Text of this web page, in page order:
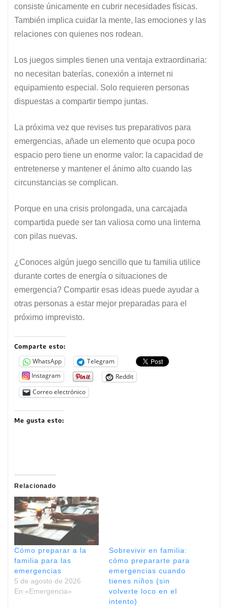
consiste únicamente en cubrir necesidades físicas.
También implica cuidar la mente, las emociones y las
relaciones con quienes nos rodean.
Los juegos simples tienen una ventaja extraordinaria:
no necesitan baterías, conexión a internet ni
equipamiento especial. Solo requieren personas
dispuestas a compartir tiempo juntas.
La próxima vez que revises tus preparativos para
emergencias, añade un elemento que ocupa poco
espacio pero tiene un enorme valor: la capacidad de
entretenerse y mantener el ánimo alto cuando las
circunstancias se complican.
Porque en una crisis prolongada, una carcajada
compartida puede ser tan valiosa como una linterna
con pilas nuevas.
¿Conoces algún juego sencillo que tu familia utilice
durante cortes de energía o situaciones de
emergencia? Compartir esas ideas puede ayudar a
otras personas a estar mejor preparadas para el
próximo imprevisto.
Comparte esto:
WhatsApp
Telegram
Instagram
Reddit
Correo electrónico
Me gusta esto:
Relacionado
Cómo preparar a la
familia para las
emergencias
5 de agosto de 2026
En «Emergencia»
Sobrevivir en familia:
cómo prepararte para
emergencias cuando
tienes niños (sin
volverte loco en el
intento)